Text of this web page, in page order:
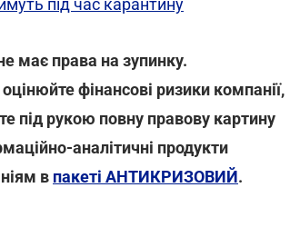
під час карантину
має права на зупинку.
фінансові ризики компанії,
під рукою повну правову картину
аналітичні продукти
в пакеті АНТИКРИЗОВИЙ.